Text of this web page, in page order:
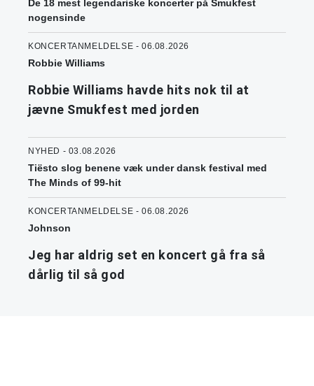
De 18 mest legendariske koncerter på Smukfest
nogensinde
KONCERTANMELDELSE - 06.08.2026
Robbie Williams
Robbie Williams havde hits nok til at
jævne Smukfest med jorden
NYHED - 03.08.2026
Tiësto slog benene væk under dansk festival med
The Minds of 99-hit
KONCERTANMELDELSE - 06.08.2026
Johnson
Jeg har aldrig set en koncert gå fra så
dårlig til så god